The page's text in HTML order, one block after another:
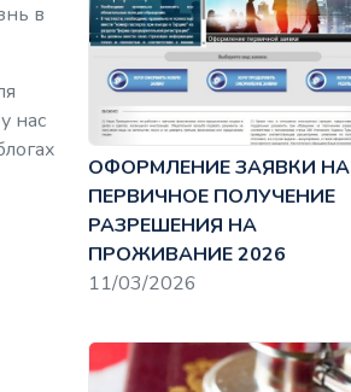
в
нас
ОФОРМЛЕНИЕ ЗАЯВКИ НА
ПЕРВИЧНОЕ ПОЛУЧЕНИЕ
РАЗРЕШЕНИЯ НА
ПРОЖИВАНИЕ 2026
11/03/2026